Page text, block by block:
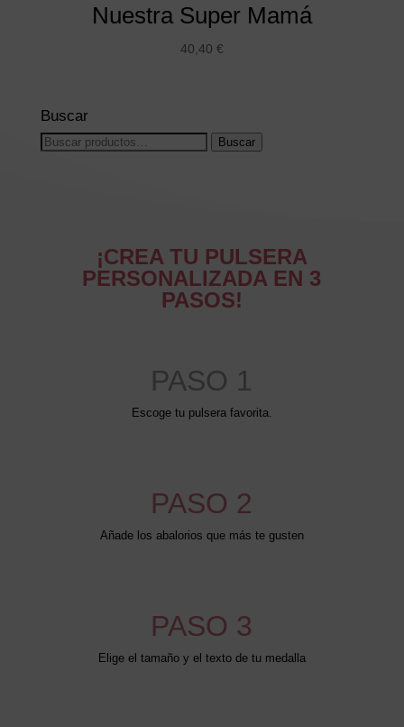
Nuestra Super Mamá
40,40 €
Buscar
Buscar
Buscar
¡CREA TU PULSERA
PERSONALIZADA EN 3
PASOS!
PASO 1
Escoge tu pulsera favorita.
PASO 2
Añade los abalorios que más te gusten
PASO 3
Elige el tamaño y el texto de tu medalla